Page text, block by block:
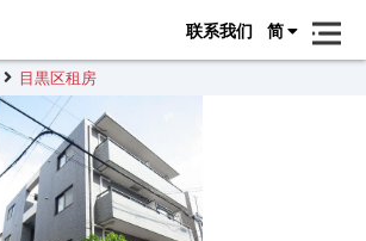
联系我们 简
目黒区租房